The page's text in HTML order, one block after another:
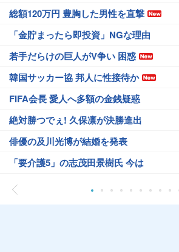
総額120万円 豊胸した男性を直撃
「金貯まったら即投資」NGな理由
若手だらけの巨人がV争い 困惑
韓国サッカー協 邦人に性接待か
FIFA会長 愛人へ多額の金銭疑惑
絶対勝つでぇ! 久保凛が決勝進出
俳優の及川光博が結婚を発表
「要介護5」の志茂田景樹氏 今は